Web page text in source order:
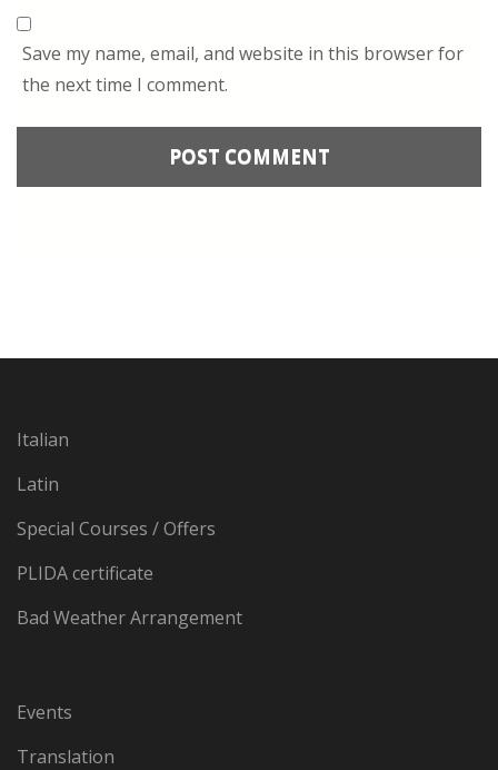
Save my name, email, and website in this browser for
the next time I comment.
Italian
Latin
Special Courses / Offers
PLIDA certificate
Bad Weather Arrangement
Events
Translation